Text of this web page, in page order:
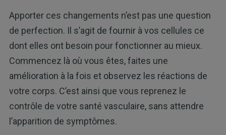
Apporter ces changements n’est pas une question
de perfection. Il s’agit de fournir à vos cellules ce
dont elles ont besoin pour fonctionner au mieux.
Commencez là où vous êtes, faites une
amélioration à la fois et observez les réactions de
votre corps. C’est ainsi que vous reprenez le
contrôle de votre santé vasculaire, sans attendre
l’apparition de symptômes.